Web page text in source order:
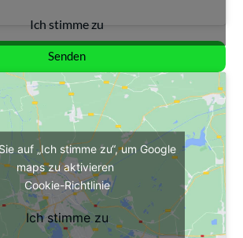
Ich stimme zu
Senden
auf „Ich stimme zu“, um Google
maps zu aktivieren
Cookie-Richtlinie
Ich stimme zu